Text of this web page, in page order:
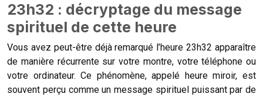
23h32 : décryptage du message
spirituel de cette heure
Vous avez peut-être déjà remarqué l’heure 23h32 apparaître
de manière récurrente sur votre montre, votre téléphone ou
votre ordinateur. Ce phénomène, appelé heure miroir, est
souvent perçu comme un message spirituel puissant par de